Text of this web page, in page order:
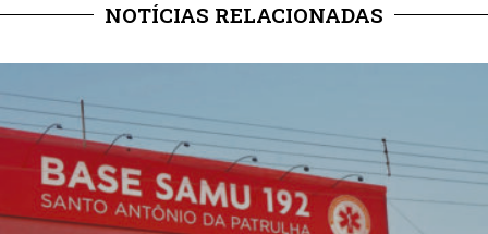
NOTÍCIAS RELACIONADAS